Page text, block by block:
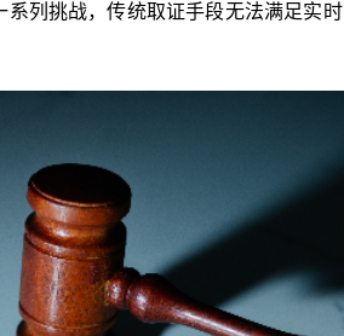
列挑战，传统取证手段无法满足实